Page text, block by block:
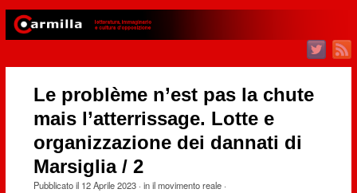
Le problème n’est pas la chute
mais l’atterrissage. Lotte e
organizzazione dei dannati di
Marsiglia / 2
Pubblicato il 12 Aprile 2023· inil movimento reale·